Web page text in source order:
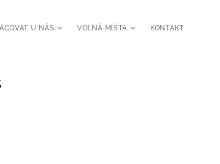
U NÁS VOLNÁ MÍSTA KONTAKT